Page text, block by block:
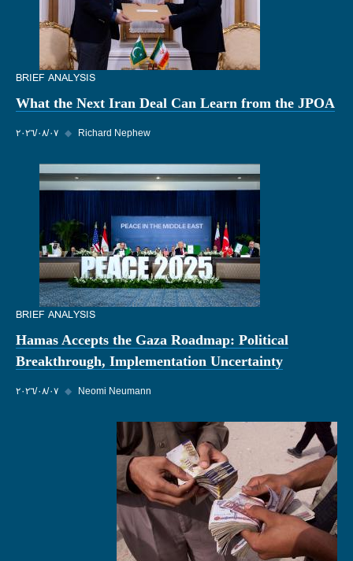
BRIEF ANALYSIS
What the Next Iran Deal Can Learn from the JPOA
٠٧‏/٠٨‏/٢٠٢٦ ◆ Richard Nephew
BRIEF ANALYSIS
Hamas Accepts the Gaza Roadmap: Political
Breakthrough, Implementation Uncertainty
٠٧‏/٠٨‏/٢٠٢٦ ◆ Neomi Neumann